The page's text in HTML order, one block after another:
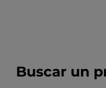
Buscar un